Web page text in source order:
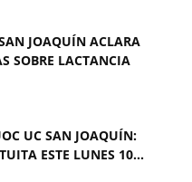
JOAQUÍN ACLARA
SOBRE LACTANCIA
UC SAN JOAQUÍN:
ESTE LUNES 10...